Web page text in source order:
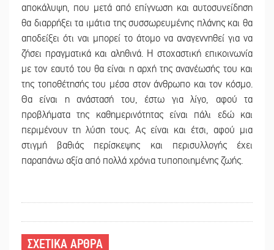
αποκάλυψη, που μετά από επίγνωση και αυτοσυνείδηση
θα διαρρήξει τα ιμάτια της συσσωρευμένης πλάνης και θα
αποδείξει ότι ναι μπορεί το άτομο να αναγεννηθεί για να
ζήσει πραγματικά και αληθινά. Η στοχαστική επικοινωνία
με τον εαυτό του θα είναι η αρχή της ανανέωσής του και
της τοποθέτησής του μέσα στον άνθρωπο και τον κόσμο.
Θα είναι η ανάστασή του, έστω για λίγο, αφού τα
προβλήματα της καθημερινότητας είναι πάλι εδώ και
περιμένουν τη λύση τους. Ας είναι και έτσι, αφού μια
στιγμή βαθιάς περίσκεψης και περισυλλογής έχει
παραπάνω αξία από πολλά χρόνια τυποποιημένης ζωής.
ΣΧΕΤΙΚΑ ΑΡΘΡΑ